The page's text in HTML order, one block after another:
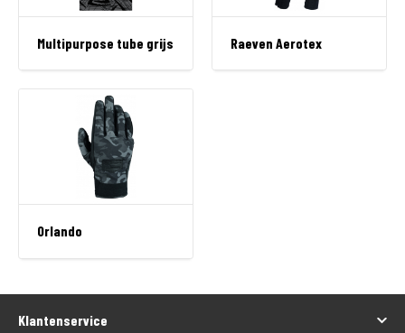
Multipurpose tube grijs Raeven Aerotex
Orlando
Klantenservice